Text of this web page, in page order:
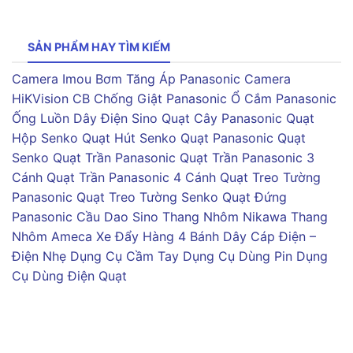
SẢN PHẨM HAY TÌM KIẾM
Camera Imou Bơm Tăng Áp Panasonic Camera
HiKVision CB Chống Giật Panasonic Ổ Cắm Panasonic
Ống Luồn Dây Điện Sino Quạt Cây Panasonic Quạt
Hộp Senko Quạt Hút Senko Quạt Panasonic Quạt
Senko Quạt Trần Panasonic Quạt Trần Panasonic 3
Cánh Quạt Trần Panasonic 4 Cánh Quạt Treo Tường
Panasonic Quạt Treo Tường Senko Quạt Đứng
Panasonic Cầu Dao Sino Thang Nhôm Nikawa Thang
Nhôm Ameca Xe Đẩy Hàng 4 Bánh Dây Cáp Điện –
Điện Nhẹ Dụng Cụ Cầm Tay Dụng Cụ Dùng Pin Dụng
Cụ Dùng Điện Quạt